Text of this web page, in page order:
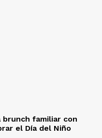
familiar con
el Día del Niño